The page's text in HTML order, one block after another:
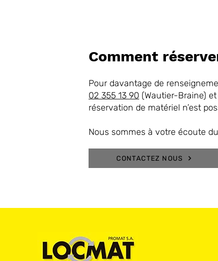
Comment
Pour davantage de
02 355 13 90 (Wautier-Braine)
réservation de matériel n’est
Nous sommes à votre écoute
CONTACTEZ NOUS